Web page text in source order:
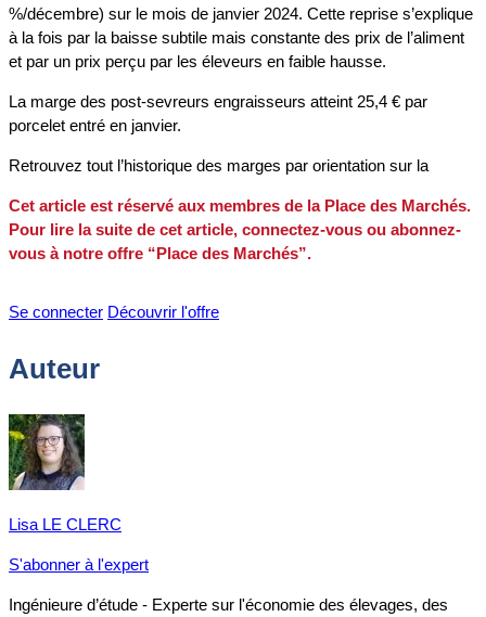
%/décembre) sur le mois de janvier 2024. Cette reprise s’explique
à la fois par la baisse subtile mais constante des prix de l’aliment
et par un prix perçu par les éleveurs en faible hausse.
La marge des post-sevreurs engraisseurs atteint 25,4 € par
porcelet entré en janvier.
Retrouvez tout l’historique des marges par orientation sur la
Cet article est réservé aux membres de la Place des Marchés.
Pour lire la suite de cet article, connectez-vous ou abonnez-
vous à notre offre “Place des Marchés”.
Se connecter Découvrir l'offre
Auteur
Lisa LE CLERC
S'abonner à l'expert
Ingénieure d’étude - Experte sur l'économie des élevages, des